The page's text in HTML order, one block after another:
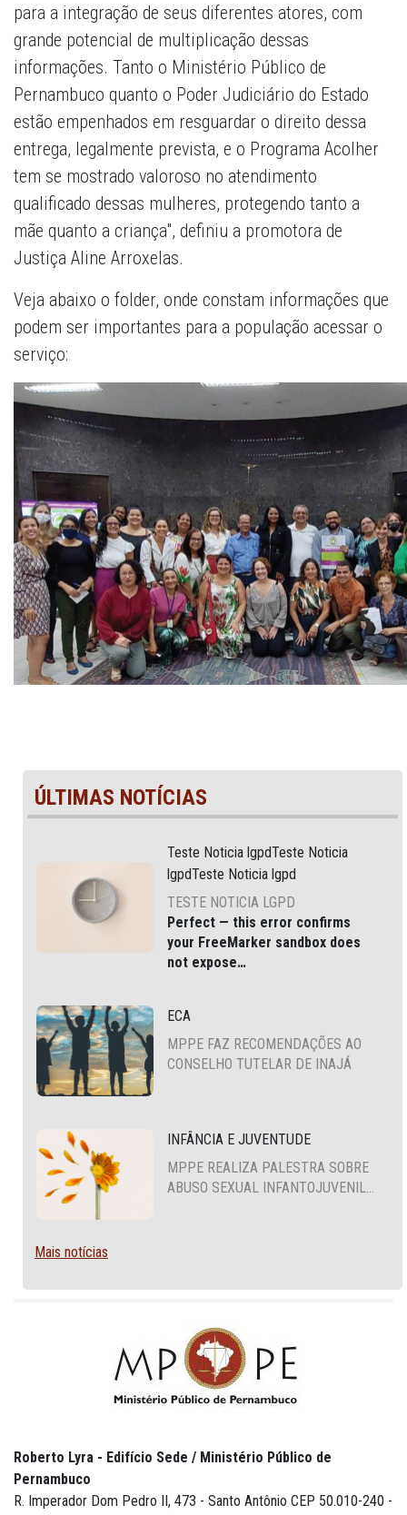
para a integração de seus diferentes atores, com
grande potencial de multiplicação dessas
informações. Tanto o Ministério Público de
Pernambuco quanto o Poder Judiciário do Estado
estão empenhados em resguardar o direito dessa
entrega, legalmente prevista, e o Programa Acolher
tem se mostrado valoroso no atendimento
qualificado dessas mulheres, protegendo tanto a
mãe quanto a criança", definiu a promotora de
Justiça Aline Arroxelas.
Veja abaixo o folder, onde constam informações que
podem ser importantes para a população acessar o
serviço:
ÚLTIMAS NOTÍCIAS
Teste Noticia lgpdTeste Noticia
lgpdTeste Noticia lgpd
TESTE NOTICIA LGPD
Perfect — this error confirms
your FreeMarker sandbox does
not expose
DXP and Cloud environments.
ECA
MPPE FAZ RECOMENDAÇÕES AO
CONSELHO TUTELAR DE INAJÁ
INFÂNCIA E JUVENTUDE
MPPE REALIZA PALESTRA SOBRE
ABUSO SEXUAL INFANTOJUVENIL
Mais notícias
Roberto Lyra - Edifício Sede / Ministério Público de
Pernambuco
R. Imperador Dom Pedro II, 473 - Santo Antônio CEP 50.010-240 -